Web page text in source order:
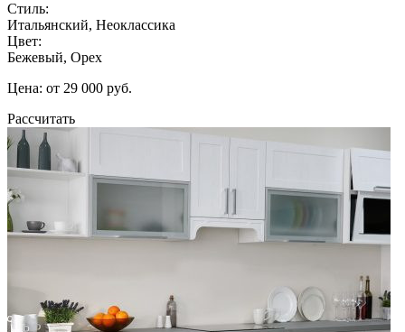
Стиль:
Итальянский, Неоклассика
Цвет:
Бежевый, Орех
Цена: от 29 000 руб.
Рассчитать